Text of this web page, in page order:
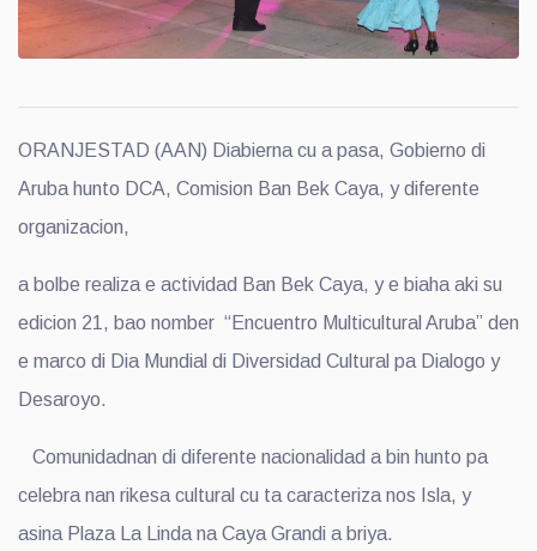
ORANJESTAD (AAN) Diabierna cu a pasa, Gobierno di
Aruba hunto DCA, Comision Ban Bek Caya, y diferente
organizacion,
a bolbe realiza e actividad Ban Bek Caya, y e biaha aki su
edicion 21, bao nomber “Encuentro Multicultural Aruba” den
e marco di Dia Mundial di Diversidad Cultural pa Dialogo y
Desaroyo.
Comunidadnan di diferente nacionalidad a bin hunto pa
celebra nan rikesa cultural cu ta caracteriza nos Isla, y
asina Plaza La Linda na Caya Grandi a briya.